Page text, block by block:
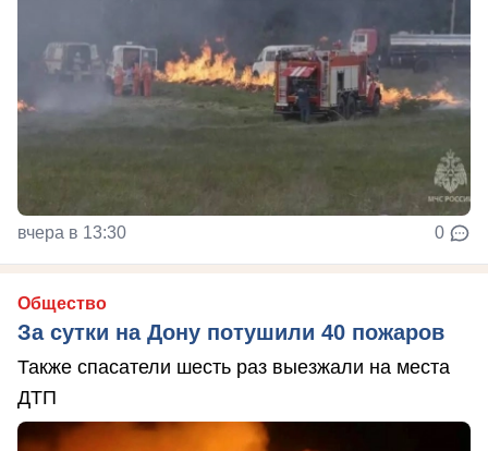
вчера в 13:30 0
Общество
За сутки на Дону потушили 40 пожаров
Также спасатели шесть раз выезжали на места
ДТП